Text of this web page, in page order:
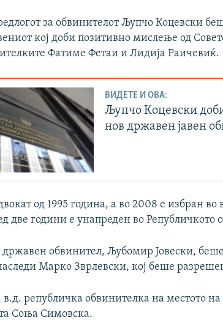
за обвинителот Љупчо Коцевски
кој доби позитивно мислење од
Фатиме Фетаи и Лидија Раичевиќ.
ВИДЕТЕ И ОВА:
Љупчо Коцевски
нов државен јавен
од 1995 година, а во 2008 е избран
две години е унапреден во Републичкото
обвинител, Љубомир Јовески,
Марко Зврлевски, кој беше
републичка обвинителка на местото
Соња Симовска.